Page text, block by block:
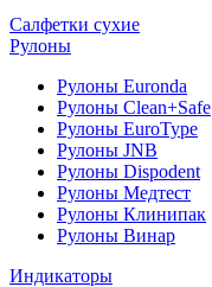
Салфетки сухие
Рулоны
Рулоны Euronda
Рулоны Clean+Safe
Рулоны EuroType
Рулоны JNB
Рулоны Dispodent
Рулоны Медтест
Рулоны Клинипак
Рулоны Винар
Индикаторы